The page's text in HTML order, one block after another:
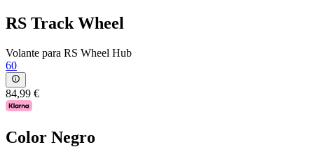
RS Track Wheel
Volante para RS Wheel Hub
60
84,99 €
Color Negro